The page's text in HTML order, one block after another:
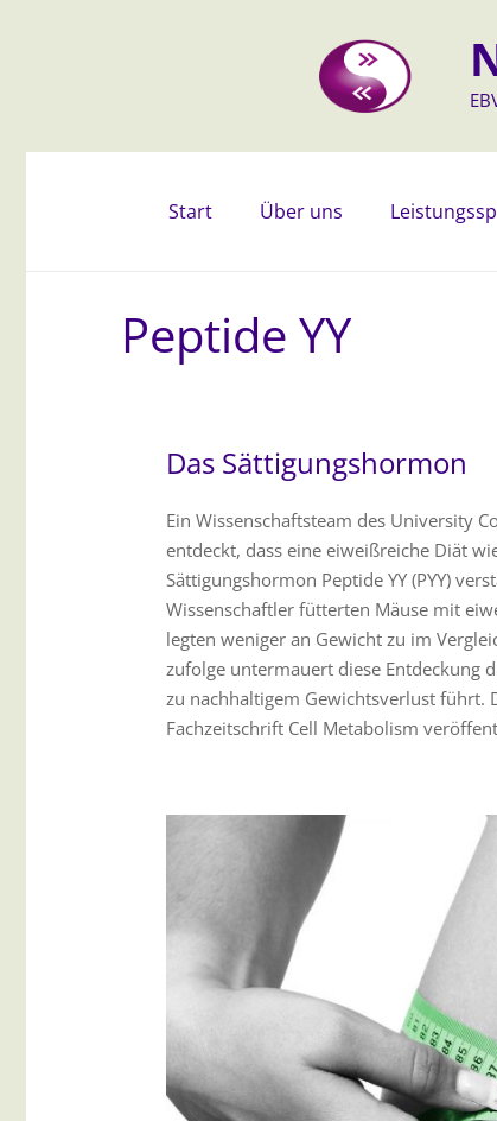
Start Über uns
Peptide YY
Das Sättigungshormon
Ein Wissenschaftsteam des University
entdeckt, dass eine eiweißreiche Diät
Sättigungshormon Peptide YY (PYY)
Wissenschaftler fütterten Mäuse mit
legten weniger an Gewicht zu im
zufolge untermauert diese Entdeckung
zu nachhaltigem Gewichtsverlust führt.
Fachzeitschrift Cell Metabolism